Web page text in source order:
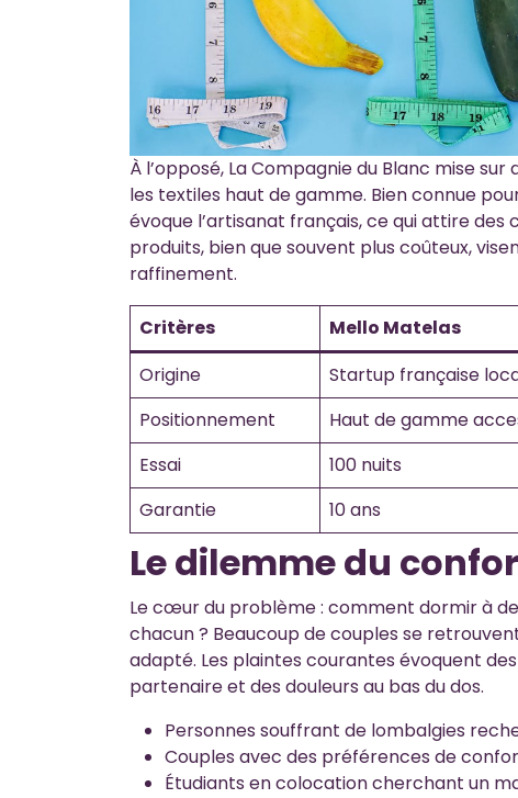
À l’opposé, La Compagnie du Blanc mise
les textiles haut de gamme. Bien connue
évoque l’artisanat français, ce qui attire des
produits, bien que souvent plus coûteux,
raffinement.
Critères Mello Matelas
Origine
Startup française
Positionnement
Haut de gamme
Essai
100 nuits
Garantie
10 ans
Le dilemme du
Le cœur du problème : comment dormir à
chacun ? Beaucoup de couples se
adapté. Les plaintes courantes évoquent
partenaire et des douleurs au bas du dos.
Personnes souffrant de lombalgies
Couples avec des préférences de
Étudiants en colocation cherchant un